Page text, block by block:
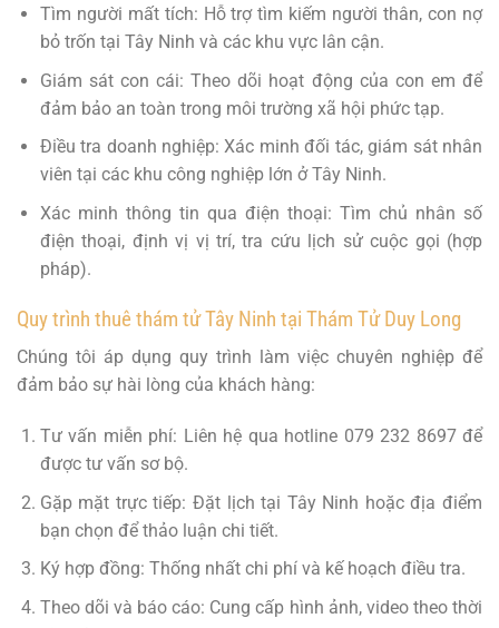
Tìm người mất tích: Hỗ trợ tìm kiếm người thân, con nợ
bỏ trốn tại Tây Ninh và các khu vực lân cận.
Giám sát con cái: Theo dõi hoạt động của con em để
đảm bảo an toàn trong môi trường xã hội phức tạp.
Điều tra doanh nghiệp: Xác minh đối tác, giám sát nhân
viên tại các khu công nghiệp lớn ở Tây Ninh.
Xác minh thông tin qua điện thoại: Tìm chủ nhân số
điện thoại, định vị vị trí, tra cứu lịch sử cuộc gọi (hợp
pháp).
Quy trình thuê thám tử Tây Ninh tại Thám Tử Duy Long
Chúng tôi áp dụng quy trình làm việc chuyên nghiệp để
đảm bảo sự hài lòng của khách hàng:
Tư vấn miễn phí: Liên hệ qua hotline 079 232 8697 để
được tư vấn sơ bộ.
Gặp mặt trực tiếp: Đặt lịch tại Tây Ninh hoặc địa điểm
bạn chọn để thảo luận chi tiết.
Ký hợp đồng: Thống nhất chi phí và kế hoạch điều tra.
Theo dõi và báo cáo: Cung cấp hình ảnh, video theo thời